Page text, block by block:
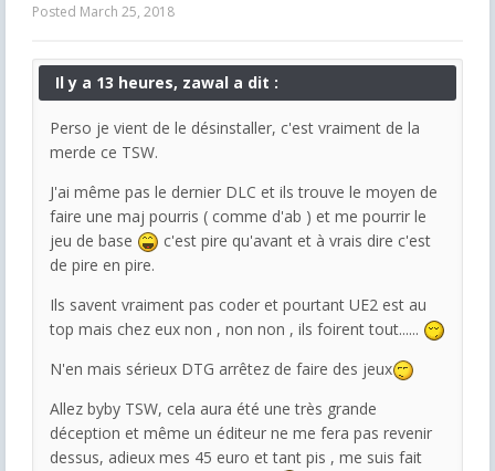
Posted March 25, 2018
Il y a 13 heures, zawal a dit :
Perso je vient de le désinstaller, c'est vraiment de la
merde ce TSW.
J'ai même pas le dernier DLC et ils trouve le moyen de
faire une maj pourris ( comme d'ab ) et me pourrir le
jeu de base
c'est pire qu'avant et à vrais dire c'est
de pire en pire.
Ils savent vraiment pas coder et pourtant UE2 est au
top mais chez eux non , non non , ils foirent tout......
N'en mais sérieux DTG arrêtez de faire des jeux
Allez byby TSW, cela aura été une très grande
déception et même un éditeur ne me fera pas revenir
dessus, adieux mes 45 euro et tant pis , me suis fait